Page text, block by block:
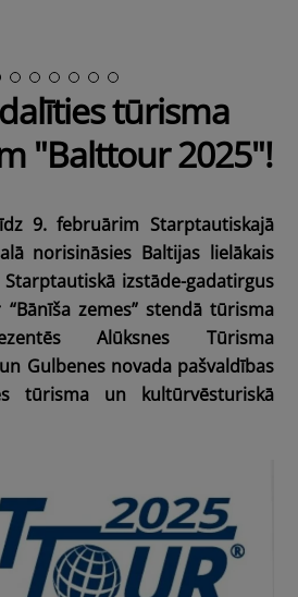
tūrisma
"Balttour 2025"!
9. februārim Starptautiskajā
norisināsies Baltijas lielākais
izstāde-gadatirgus
“Bānīša zemes” stendā tūrisma
Alūksnes Tūrisma
Gulbenes novada pašvaldības
tūrisma un kultūrvēsturiskā